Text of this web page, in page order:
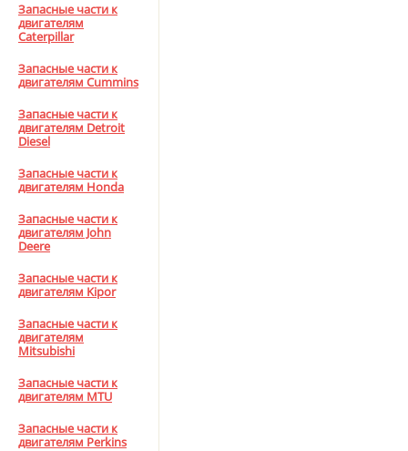
Запасные части к
двигателям
Caterpillar
Запасные части к
двигателям Cummins
Запасные части к
двигателям Detroit
Diesel
Запасные части к
двигателям Honda
Запасные части к
двигателям John
Deere
Запасные части к
двигателям Kipor
Запасные части к
двигателям
Mitsubishi
Запасные части к
двигателям MTU
Запасные части к
двигателям Perkins